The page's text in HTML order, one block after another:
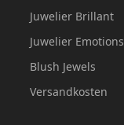
Juwelier Brillant
Juwelier Emotions
Blush Jewels
Versandkosten